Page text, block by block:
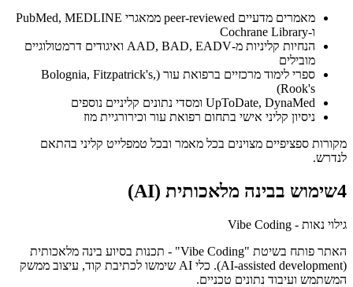
מאמרים מדעיים peer-reviewed ממאגרי PubMed, MEDLINE
ו-Cochrane Library
הנחיות קליניות מ-AAD, BAD, EADV ואיגודים דרמטולוגיים
מובילים
ספרי לימוד מרכזיים ברפואת עור (Bolognia, Fitzpatrick's,
Rook's)
UpToDate, DynaMed ומסדי נתונים קליניים נוספים
ניסיון קליני אישי בתחום רפואת עור וכירורגיית מוז
מקורות ספציפיים מצוינים בכל מאמר ובכל טמפלייט קליני בהתאם
לנדרש.
4שימוש בבינה מלאכותית (AI)
גילוי נאות - Vibe Coding
האתר פותח בשיטת "Vibe Coding" - תכנות בסיוע בינה מלאכותית
(AI-assisted development). כלי AI שימשו לכתיבת קוד, עיצוב ממשק
המשתמש ועיבוד נתונים טכניים.